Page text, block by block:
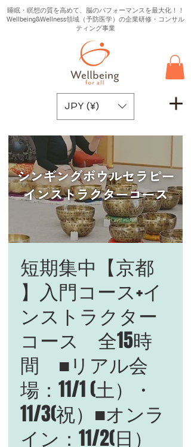
睡眠・瞑想の質を高めて、脳のパフォーマンスを最大化！！
Wellbeing&Wellness領域（予防医学）の企業研修・コンサル
ティング事業
JPY (¥)
短期集中【京都
】入門コース+イ
ンストラクター
コース 全15時
間 ■リアル会
場：11/1 (土）・
11/3(祝）■オンラ
イン：11/2(日）